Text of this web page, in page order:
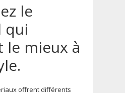
le
qui
le mieux à
offrent différents